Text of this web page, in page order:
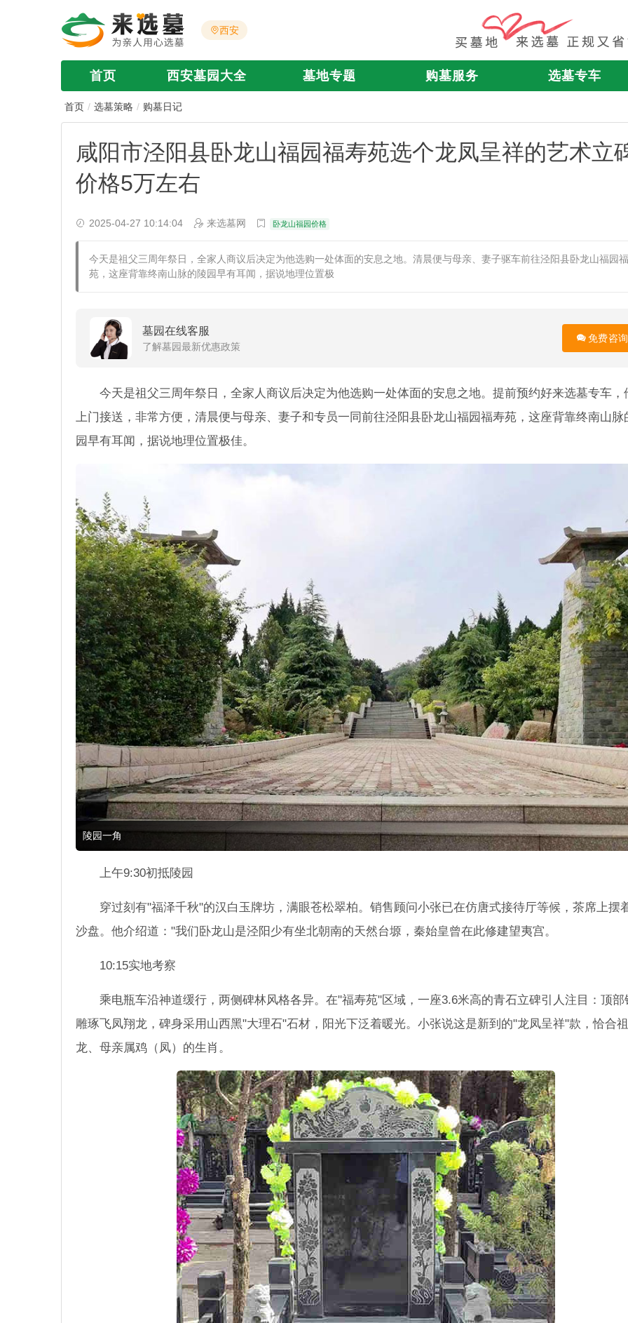
西安
首页 西安墓园大全 墓地专题 购墓服务 选墓专车
首页 选墓策略 购墓日记
咸阳市泾阳县卧龙山福园福寿苑选个龙凤呈祥的艺术立
价格5万左右
2025-04-27 10:14:04 来选墓网 卧龙山福园价格
今天是祖父三周年祭日，全家人商议后决定为他选购一处体面的安息之地。清晨便与母亲、妻子驱车前往泾阳县卧龙山福园
苑，这座背靠终南山脉的陵园早有耳闻，据说地理位置极
墓园在线客服
了解墓园最新优惠政策
免费咨询
今天是祖父三周年祭日，全家人商议后决定为他选购一处体面的安息之地。提前预约好来选墓专车，
上门接送，非常方便，清晨便与母亲、妻子和专员一同前往泾阳县卧龙山福园福寿苑，这座背靠终南山脉
园早有耳闻，据说地理位置极佳。
陵园一角
上午9:30初抵陵园
穿过刻有"福泽千秋"的汉白玉牌坊，满眼苍松翠柏。销售顾问小张已在仿唐式接待厅等候，茶席上摆
沙盘。他介绍道："我们卧龙山是泾阳少有坐北朝南的天然台塬，秦始皇曾在此修建望夷宫。
10:15实地考察
乘电瓶车沿神道缓行，两侧碑林风格各异。在"福寿苑"区域，一座3.6米高的青石立碑引人注目：顶部
雕琢飞凤翔龙，碑身采用山西黑"大理石"石材，阳光下泛着暖光。小张说这是新到的"龙凤呈祥"款，恰合
龙、母亲属鸡（凤）的生肖。